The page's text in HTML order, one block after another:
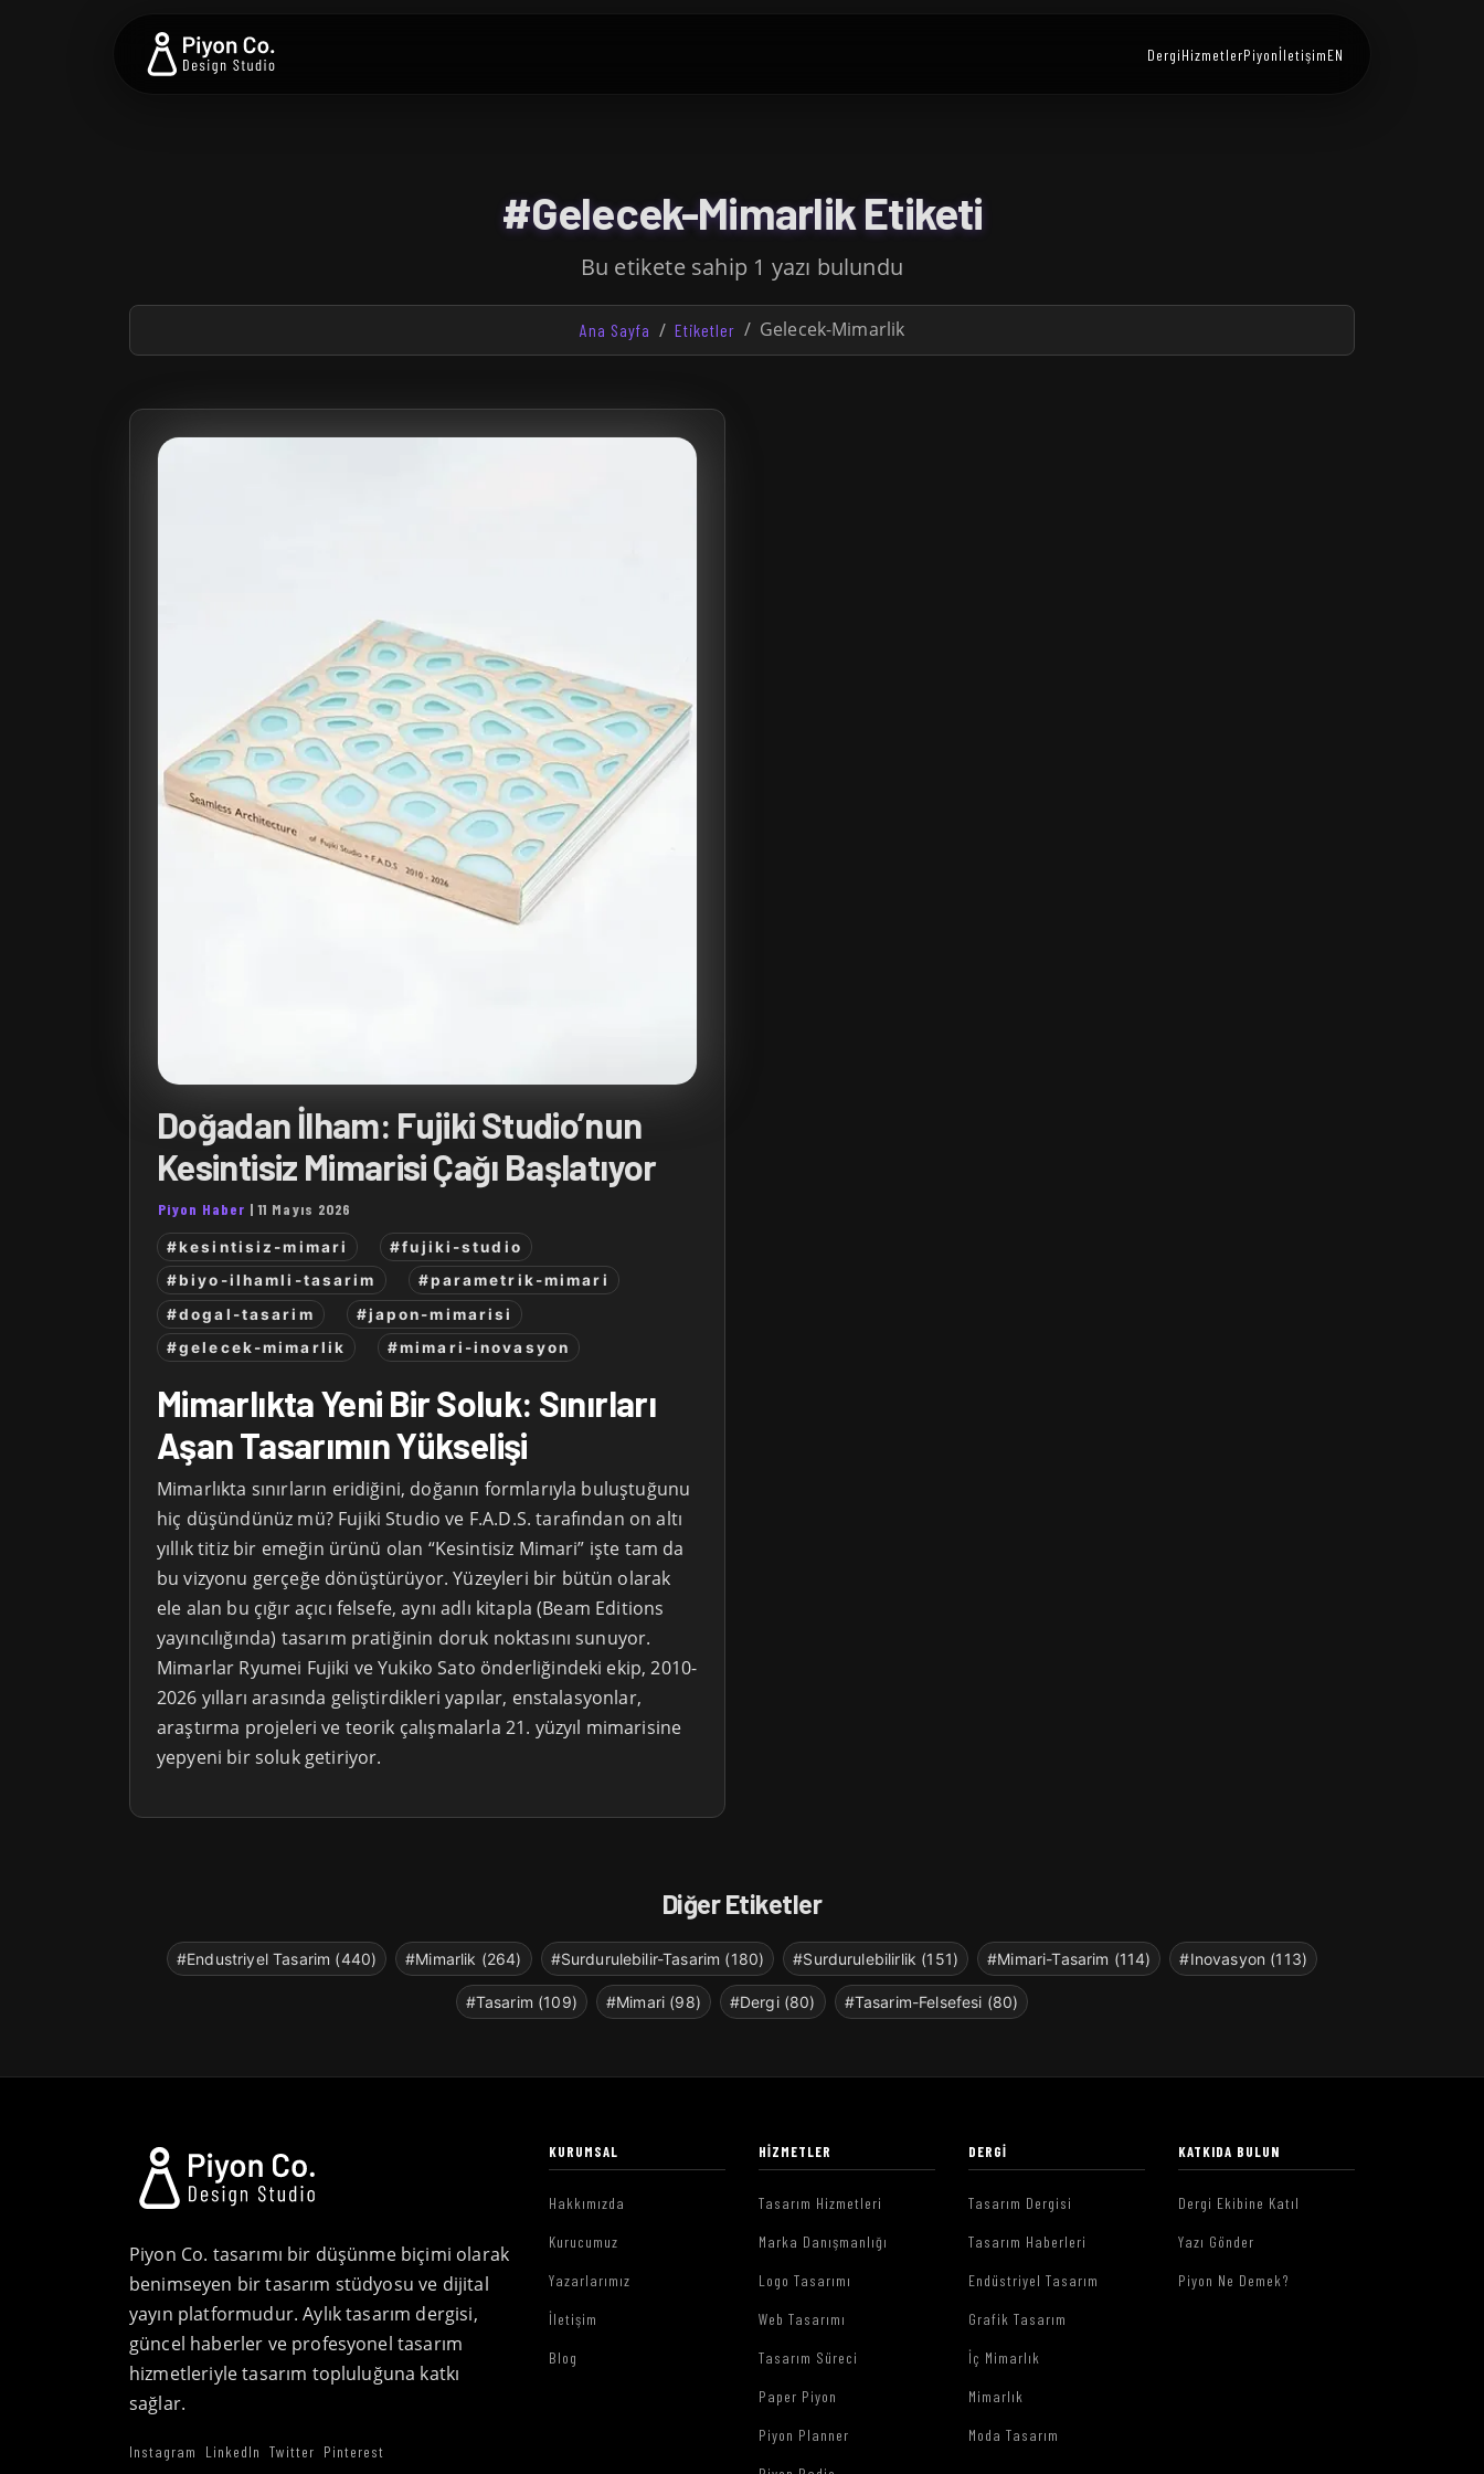
DergiHizmetlerPiyonİletişimEN
#Gelecek-Mimarlik Etiketi
Bu etikete sahip 1 yazı bulundu
Ana Sayfa Etiketler Gelecek-Mimarlik
Doğadan İlham: Fujiki Studio’nun
Kesintisiz Mimarisi Çağı Başlatıyor
Piyon Haber |11 Mayıs 2026
#kesintisiz-mimari
#fujiki-studio
#biyo-ilhamli-tasarim
#parametrik-mimari
#dogal-tasarim
#japon-mimarisi
#gelecek-mimarlik
#mimari-inovasyon
Mimarlıkta Yeni Bir Soluk: Sınırları
Aşan Tasarımın Yükselişi
Mimarlıkta sınırların eridiğini, doğanın formlarıyla buluştuğunu
hiç düşündünüz mü? Fujiki Studio ve F.A.D.S. tarafından on altı
yıllık titiz bir emeğin ürünü olan “Kesintisiz Mimari” işte tam da
bu vizyonu gerçeğe dönüştürüyor. Yüzeyleri bir bütün olarak
ele alan bu çığır açıcı felsefe, aynı adlı kitapla (Beam Editions
yayıncılığında) tasarım pratiğinin doruk noktasını sunuyor.
Mimarlar Ryumei Fujiki ve Yukiko Sato önderliğindeki ekip, 2010-
2026 yılları arasında geliştirdikleri yapılar, enstalasyonlar,
araştırma projeleri ve teorik çalışmalarla 21. yüzyıl mimarisine
yepyeni bir soluk getiriyor.
Diğer Etiketler
#Endustriyel Tasarim (440) #Mimarlik (264) #Surdurulebilir-Tasarim (180) #Surdurulebilirlik (151) #Mimari-Tasarim (114) #Inovasyon (113)
#Tasarim (109) #Mimari (98) #Dergi (80) #Tasarim-Felsefesi (80)
Piyon Co. tasarımı bir düşünme biçimi olarak
benimseyen bir tasarım stüdyosu ve dijital
yayın platformudur. Aylık tasarım dergisi,
güncel haberler ve profesyonel tasarım
hizmetleriyle tasarım topluluğuna katkı
sağlar.
Instagram LinkedIn Twitter Pinterest
KURUMSAL
Hakkımızda
Kurucumuz
Yazarlarımız
İletişim
Blog
HIZMETLER
Tasarım Hizmetleri
Marka Danışmanlığı
Logo Tasarımı
Web Tasarımı
Tasarım Süreci
Paper Piyon
Piyon Planner
DERGI
Tasarım Dergisi
Tasarım Haberleri
Endüstriyel Tasarım
Grafik Tasarım
İç Mimarlık
Mimarlık
Moda Tasarım
KATKIDA BULUN
Dergi Ekibine Katıl
Yazı Gönder
Piyon Ne Demek?